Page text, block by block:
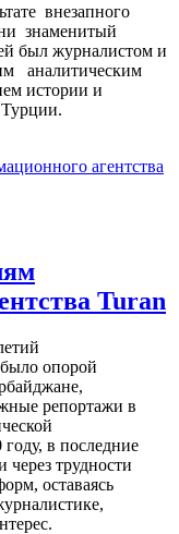
внезапного
знаменитый
был журналистом и
аналитическим
истории и
Turan
опорой
репортажи в
в последние
трудности
оставаясь